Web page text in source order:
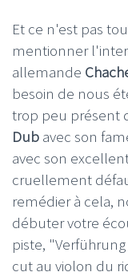
Et ce n'est pas
mentionner
allemande
besoin de nous
trop peu présent
Dub avec son
avec son
cruellement
remédier à cela,
débuter votre
piste,
cut au violon du